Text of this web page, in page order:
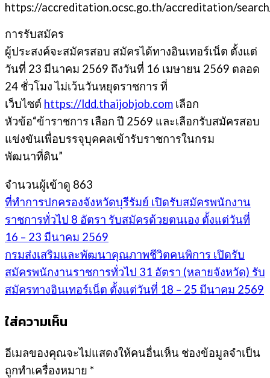
https://accreditation.ocsc.go.th/accreditation/
การรับสมัคร
ผู้ประสงค์จะสมัครสอบ สมัครได้ทางอินเทอร์เน็ต ตั้งแต่
วันที่ 23 มีนาคม 2569 ถึงวันที่ 16 เมษายน 2569 ตลอด
24 ชั่วโมง ไม่เว้นวันหยุดราชการ ที่
เว็บไซต์ https://ldd.thaijobjob.com เลือก
หัวข้อ“ข้าราชการ เลือก ปี 2569 และเลือกรับสมัครสอบ
แข่งขันเพื่อบรรจุบุคคลเข้ารับราชการในกรม
พัฒนาที่ดิน”
จำนวนผู้เข้าดู 863
ที่ทำการปกครองจังหวัดบุรีรัมย์ เปิดรับสมัครพนักงาน
ราชการทั่วไป 8 อัตรา รับสมัครด้วยตนเอง ตั้งแต่วันที่
16 – 23 มีนาคม 2569
กรมส่งเสริมและพัฒนาคุณภาพชีวิตคนพิการ เปิดรับ
สมัครพนักงานราชการทั่วไป 31 อัตรา (หลายจังหวัด) รับ
สมัครทางอินเทอร์เน็ต ตั้งแต่วันที่ 18 – 25 มีนาคม 2569
ใส่ความเห็น
อีเมลของคุณจะไม่แสดงให้คนอื่นเห็น ช่องข้อมูลจำเป็น
ถูกทำเครื่องหมาย *